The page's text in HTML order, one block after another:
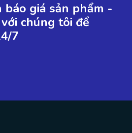
báo giá sản phẩm -
chúng tôi để
7